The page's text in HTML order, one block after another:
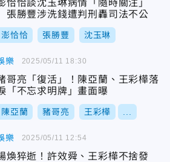
恰恰談沈玉琳病情「隨時關注」
張勝豐涉洗錢遭判刑轟司法不公
澎恰恰 張勝豐 沈玉琳
樂
哥亮「復活」！陳亞蘭、王彩樺落
「不忘求明牌」畫面曝
陳亞蘭 豬哥亮 王彩樺
2025/05/11 18:30
樂
煥猝逝！許效舜、王彩樺不捨發
2025/05/11 12:54